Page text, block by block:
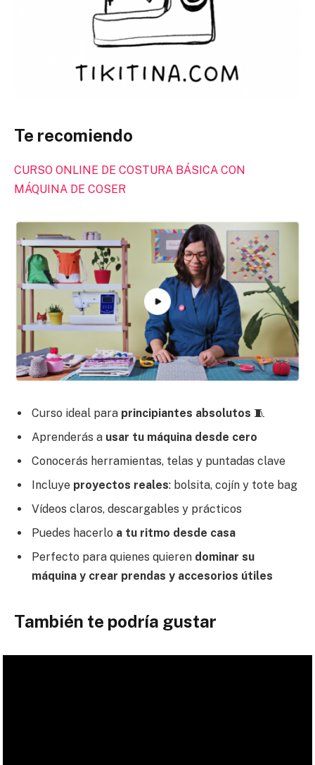
Te recomiendo
CURSO ONLINE DE COSTURA BÁSICA CON
MÁQUINA DE COSER
Curso ideal para principiantes absolutos 🧵
Aprenderás a usar tu máquina desde cero
Conocerás herramientas, telas y puntadas clave
Incluye proyectos reales: bolsita, cojín y tote bag
Vídeos claros, descargables y prácticos
Puedes hacerlo a tu ritmo desde casa
Perfecto para quienes quieren dominar su
máquina y crear prendas y accesorios útiles
También te podría gustar